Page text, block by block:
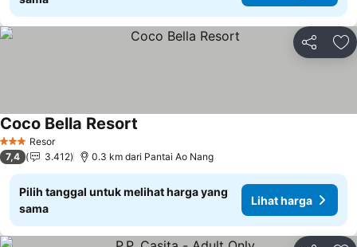
Bagikan
3 BintangResor
Coco Bella Resort
7,4 3.412 0.3 km dari Pantai Ao Nang
Pilih tanggal untuk melihat harga yang
sama
Lihat harga